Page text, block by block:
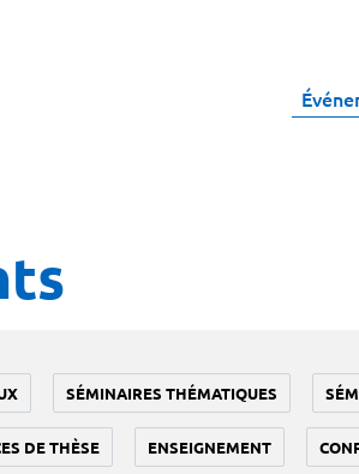
SÉMINAIRES THÉMATIQUES
DE THÈSE ENSEIGNEMENT